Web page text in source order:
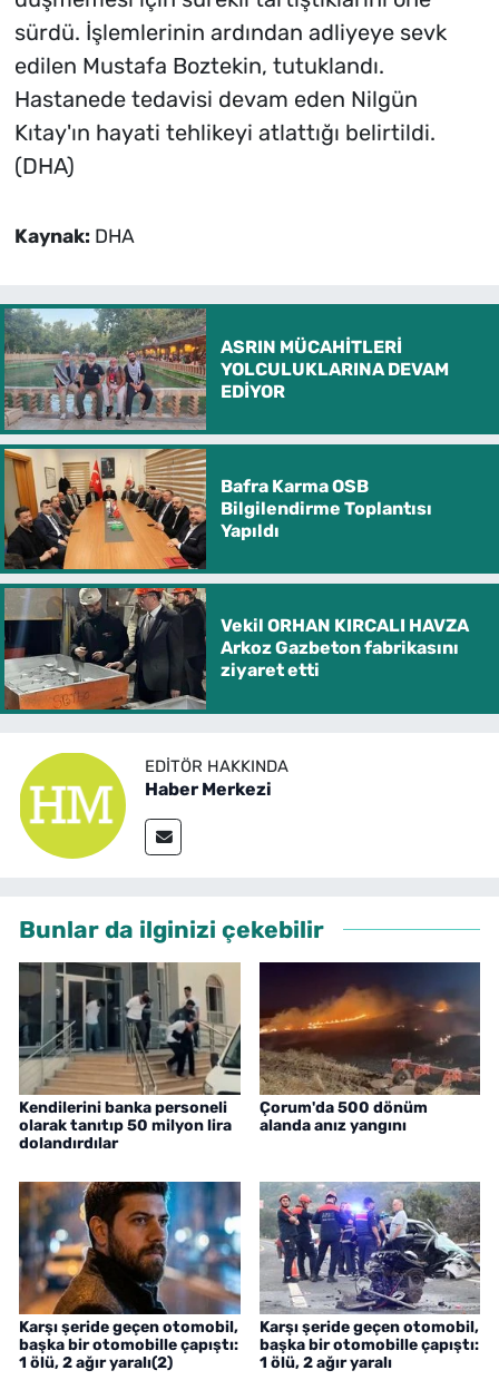
sürdü. İşlemlerinin ardından adliyeye sevk
edilen Mustafa Boztekin, tutuklandı.
Hastanede tedavisi devam eden Nilgün
Kıtay'ın hayati tehlikeyi atlattığı belirtildi.
(DHA)
Kaynak: DHA
ASRIN MÜCAHİTLERİ
YOLCULUKLARINA DEVAM
EDİYOR
Bafra Karma OSB
Bilgilendirme Toplantısı
Yapıldı
Vekil ORHAN KIRCALI HAVZA
Arkoz Gazbeton fabrikasını
ziyaret etti
EDITÖR HAKKINDA
Haber Merkezi
Bunlar da ilginizi çekebilir
Kendilerini banka personeli
olarak tanıtıp 50 milyon lira
dolandırdılar
Çorum'da 500 dönüm
alanda anız yangını
Karşı şeride geçen otomobil,
başka bir otomobille çapıştı:
1 ölü, 2 ağır yaralı(2)
Karşı şeride geçen otomobil,
başka bir otomobille çapıştı:
1 ölü, 2 ağır yaralı